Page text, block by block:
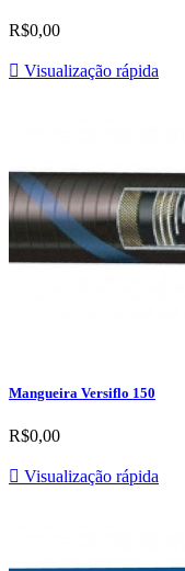
R$0,00
 Visualização rápida
Mangueira Versiflo 150
R$0,00
 Visualização rápida